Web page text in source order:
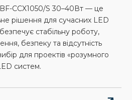
CCX1050/S 30–40Вт — це
рішення для сучасних LED
стабільну роботу,
безпеку та відсутність
для проектів «розумного
систем.